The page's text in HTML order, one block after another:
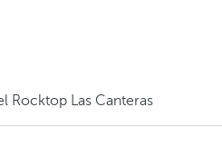
Rocktop Las Canteras